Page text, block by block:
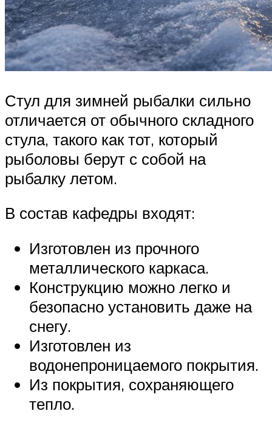
Стул для зимней рыбалки сильно
отличается от обычного складного
стула, такого как тот, который
рыболовы берут с собой на
рыбалку летом.
В состав кафедры входят:
Изготовлен из прочного
металлического каркаса.
Конструкцию можно легко и
безопасно установить даже на
снегу.
Изготовлен из
водонепроницаемого покрытия.
Из покрытия, сохраняющего
тепло.